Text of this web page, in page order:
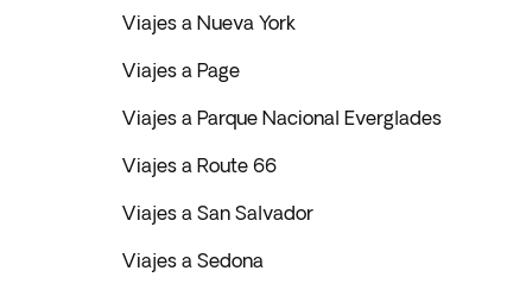
Viajes a Nueva York
Viajes a Page
Viajes a Parque Nacional Everglades
Viajes a Route 66
Viajes a San Salvador
Viajes a Sedona